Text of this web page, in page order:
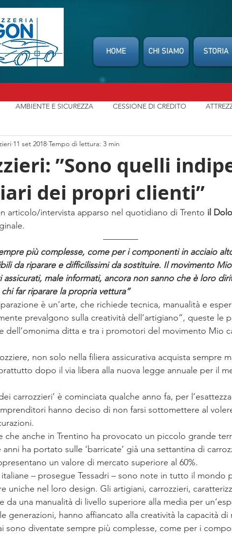
HOME CHI SIAMO STORIA
AMBIENTE E SICUREZZA CESSIONE DI CREDITO
ASSOCIAZIONI CONSUMATORI
la St NEWS MIO CARROZZIERE LEGGI / NORMATIVE
”Sono quelli
dei propri clienti”
11 set 2018 Tempo di lettura: 3 min
articolo/intervista apparso nel quotidiano di Trento il
————
più complesse, come per i componenti in acciaio
da riparare e difficilissimi da sostituire. Il movimento
assicurati, male informati, ancora non sanno che è loro
far riparare la propria vettura”
è un’arte, che richiede tecnica, manualità e
prevalgono sulla creatività dell’artigiano”, queste le
dell’omonima ditta e tra i promotori del movimento Mio
non solo nella filiera assicurativa acquista sempre
dopo il via libera alla nuova legge annuale per il
carrozzieri’ è cominciata qualche anno fa, per
hanno deciso di non farsi sottomettere al
che anche in Trentino ha provocato un piccolo grande
anni ha portato sulle ‘barricate’ già una settantina di
un valore di mercato superiore al 60%.
italiane – prosegue Tessadri – sono note in tutto il mondo
uniche nel loro design. Gli artigiani, carrozzieri,
da una manualità di livello superiore alla media per
generazioni, hanno affiancato alla creatività la capacità di
sono diventate sempre più complesse, come per i